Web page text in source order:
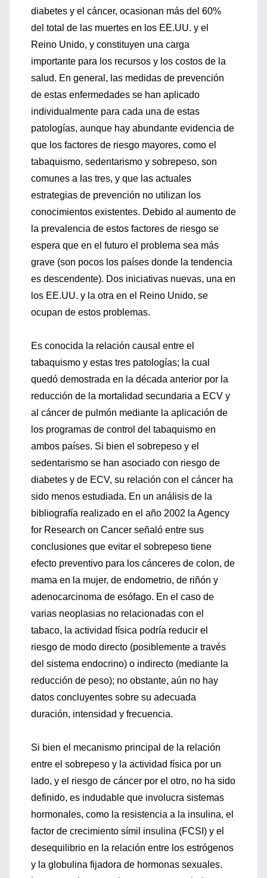
diabetes y el cáncer, ocasionan más del 60%
del total de las muertes en los EE.UU. y el
Reino Unido, y constituyen una carga
importante para los recursos y los costos de la
salud. En general, las medidas de prevención
de estas enfermedades se han aplicado
individualmente para cada una de estas
patologías, aunque hay abundante evidencia de
que los factores de riesgo mayores, como el
tabaquismo, sedentarismo y sobrepeso, son
comunes a las tres, y que las actuales
estrategias de prevención no utilizan los
conocimientos existentes. Debido al aumento de
la prevalencia de estos factores de riesgo se
espera que en el futuro el problema sea más
grave (son pocos los países donde la tendencia
es descendente). Dos iniciativas nuevas, una en
los EE.UU. y la otra en el Reino Unido, se
ocupan de estos problemas.
Es conocida la relación causal entre el
tabaquismo y estas tres patologías; la cual
quedó demostrada en la década anterior por la
reducción de la mortalidad secundaria a ECV y
al cáncer de pulmón mediante la aplicación de
los programas de control del tabaquismo en
ambos países. Si bien el sobrepeso y el
sedentarismo se han asociado con riesgo de
diabetes y de ECV, su relación con el cáncer ha
sido menos estudiada. En un análisis de la
bibliografía realizado en el año 2002 la Agency
for Research on Cancer señaló entre sus
conclusiones que evitar el sobrepeso tiene
efecto preventivo para los cánceres de colon, de
mama en la mujer, de endometrio, de riñón y
adenocarcinoma de esófago. En el caso de
varias neoplasias no relacionadas con el
tabaco, la actividad física podría reducir el
riesgo de modo directo (posiblemente a través
del sistema endocrino) o indirecto (mediante la
reducción de peso); no obstante, aún no hay
datos concluyentes sobre su adecuada
duración, intensidad y frecuencia.
Si bien el mecanismo principal de la relación
entre el sobrepeso y la actividad física por un
lado, y el riesgo de cáncer por el otro, no ha sido
definido, es indudable que involucra sistemas
hormonales, como la resistencia a la insulina, el
factor de crecimiento símil insulina (FCSI) y el
desequilibrio en la relación entre los estrógenos
y la globulina fijadora de hormonas sexuales.